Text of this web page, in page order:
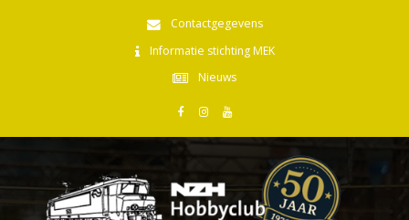
Contactgegevens
Informatie stichting MEK
Nieuws